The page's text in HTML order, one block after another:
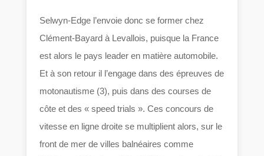
Selwyn-Edge l’envoie donc se former chez
Clément-Bayard à Levallois, puisque la France
est alors le pays leader en matière automobile.
Et à son retour il l’engage dans des épreuves de
motonautisme (3), puis dans des courses de
côte et des « speed trials ». Ces concours de
vitesse en ligne droite se multiplient alors, sur le
front de mer de villes balnéaires comme